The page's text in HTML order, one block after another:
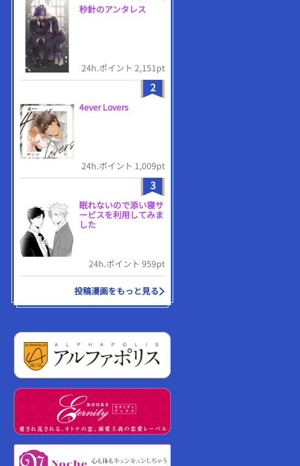
秒針のアンタレス
24h.ポイント 2,151pt
2
4ever Lovers
24h.ポイント 1,009pt
3
眠れないので添い寝サ
ービスを利用してみま
した
24h.ポイント 959pt
投稿漫画をもっと見る